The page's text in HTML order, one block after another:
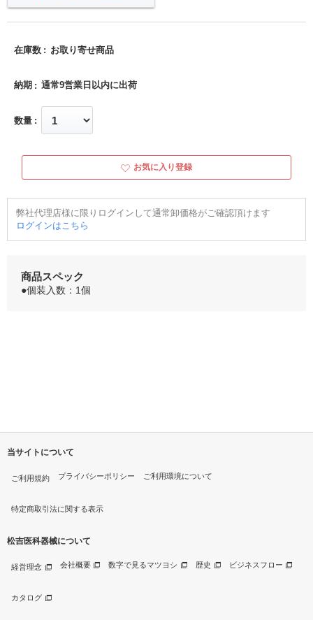
在庫数 お取り寄せ商品
納期 通常9営業日以内に出荷
数量
お気に入り登録
弊社代理店様に限りログインして通常卸価格がご確認頂けます
ログインはこちら
商品スペック
●個装入数：1個
当サイトについて
ご利用規約 プライバシーポリシー ご利用環境について
特定商取引法に関する表示
松吉医科器械について
経営理念 会社概要 数字で見るマツヨシ 歴史 ビジネスフロー
カタログ